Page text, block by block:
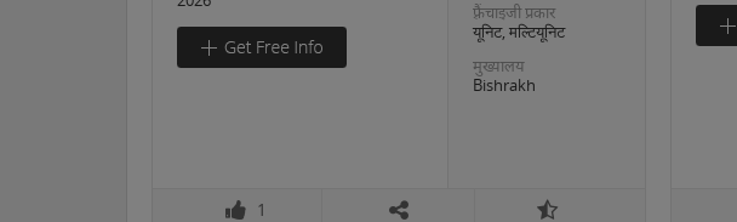
फ़्रैंचाइजी प्रकार
यूनिट, मल्टियूनिट
मुख्यालय
Bishrakh
1